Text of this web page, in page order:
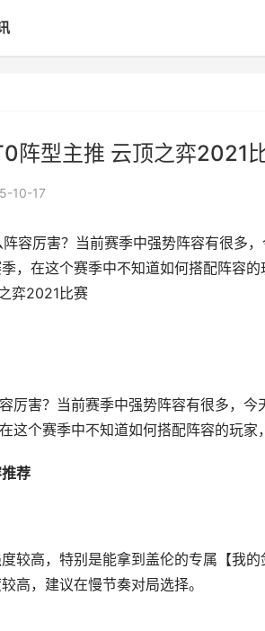
阵型主推 云顶之弈2021
10-17
容厉害？当前赛季中强势阵容有很多
，在这个赛季中不知道如何搭配阵容
弈2021比赛
厉害？当前赛季中强势阵容有很多，今
这个赛季中不知道如何搭配阵容的玩家
荐
较高，特别是能拿到盖伦的专属【我
高，建议在慢节奏对局选择。